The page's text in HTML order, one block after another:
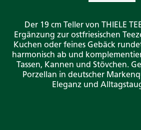
Der 19 cm Teller von THIELE
Ergänzung zur ostfriesischen
Kuchen oder feines Gebäck
harmonisch ab und
Tassen, Kannen und Stövchen.
Porzellan in deutscher
Eleganz und